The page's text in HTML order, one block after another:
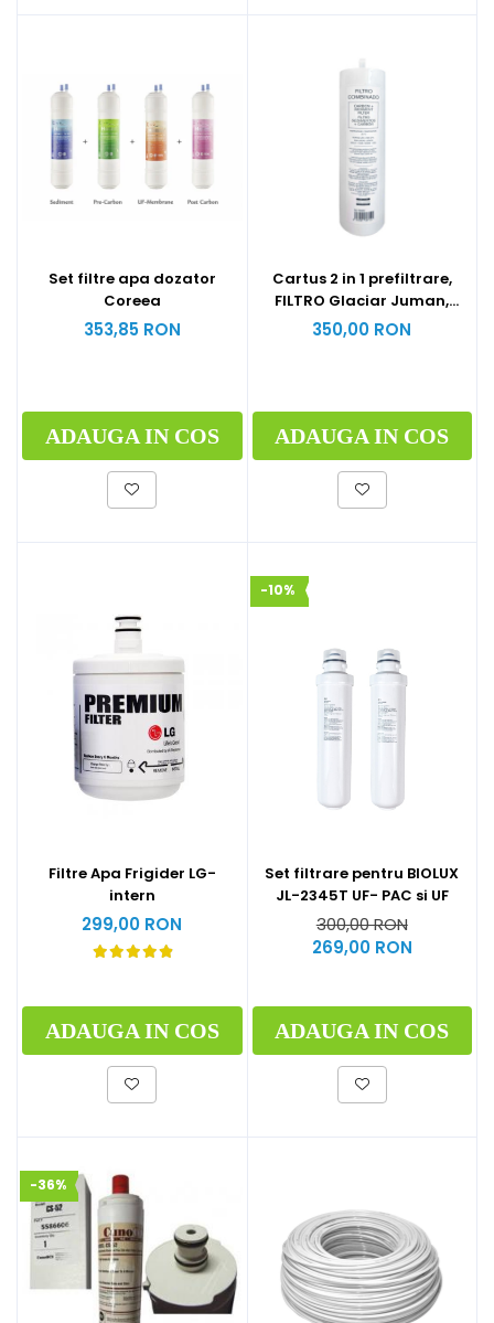
Set filtre apa dozator
Coreea
353,85 RON
ADAUGA IN COS
Cartus 2 in 1 prefiltrare,
FILTRO Glaciar Juman,
polipropilena si carbune
350,00 RON
ADAUGA IN COS
Filtre Apa Frigider LG-
intern
299,00 RON
ADAUGA IN COS
-10%
Set filtrare pentru BIOLUX
JL-2345T UF- PAC si UF
300,00 RON
269,00 RON
ADAUGA IN COS
-36%